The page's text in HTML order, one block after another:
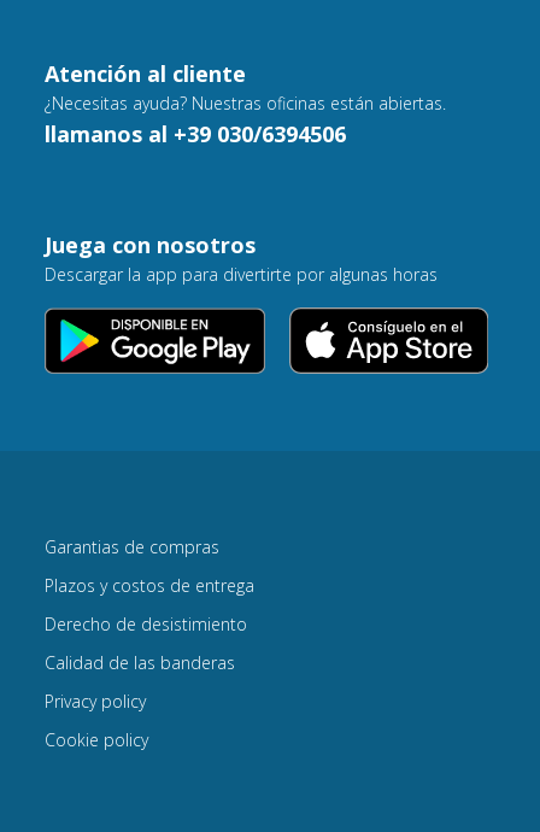
Atención al cliente
¿Necesitas ayuda? Nuestras oficinas están abiertas.
llamanos al +39 030/6394506
Juega con nosotros
Descargar la app para divertirte por algunas horas
Garantias de compras
Plazos y costos de entrega
Derecho de desistimiento
Calidad de las banderas
Privacy policy
Cookie policy